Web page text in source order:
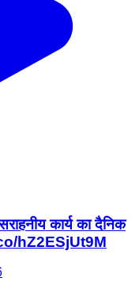
कार्य का दैनिक
hZ2ESjUt9M